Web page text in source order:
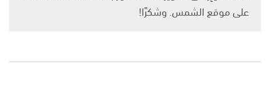
على موقع الشمس. وشكرًا!